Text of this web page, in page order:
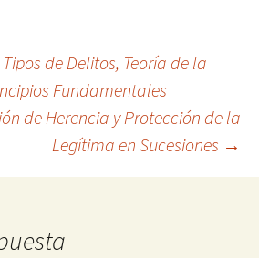
de Delitos, Teoría de la
Fundamentales
de Herencia y Protección de la
Legítima en Sucesiones →